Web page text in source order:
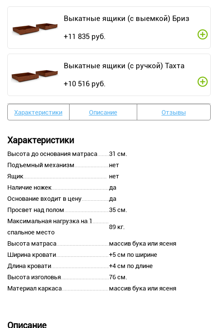
Выкатные ящики (с выемкой) Бриз
+11 835 руб.
Выкатные ящики (с ручкой) Тахта
+10 516 руб.
Характеристики Описание Отзывы
Характеристики
Высота до основания матраса
31 см.
Подъемный механизм
нет
Ящик
нет
Наличие ножек
да
Основание входит в цену
да
Просвет над полом
35 см.
Максимальная нагрузка на 1
спальное место
89 кг.
Высота матраса
массив бука или ясеня
Ширина кровати
+5 см по ширине
Длина кровати
+4 см по длине
Высота изголовья
76 см.
Материал каркаса
массив бука или ясеня
Описание